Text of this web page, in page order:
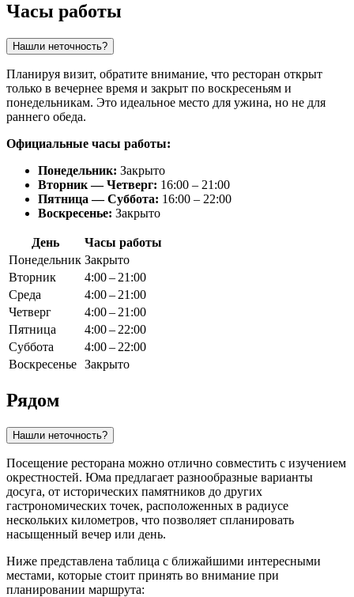
Часы работы
Нашли неточность?
Планируя визит, обратите внимание, что ресторан открыт
только в вечернее время и закрыт по воскресеньям и
понедельникам. Это идеальное место для ужина, но не для
раннего обеда.
Официальные часы работы:
Понедельник: Закрыто
Вторник — Четверг: 16:00 – 21:00
Пятница — Суббота: 16:00 – 22:00
Воскресенье: Закрыто
День
Часы работы
Понедельник Закрыто
Вторник
4:00 – 21:00
Среда
4:00 – 21:00
Четверг
4:00 – 21:00
Пятница
4:00 – 22:00
Суббота
4:00 – 22:00
Воскресенье Закрыто
Рядом
Нашли неточность?
Посещение ресторана можно отлично совместить с изучением
окрестностей. Юма предлагает разнообразные варианты
досуга, от исторических памятников до других
гастрономических точек, расположенных в радиусе
нескольких километров, что позволяет спланировать
насыщенный вечер или день.
Ниже представлена таблица с ближайшими интересными
местами, которые стоит принять во внимание при
планировании маршрута: